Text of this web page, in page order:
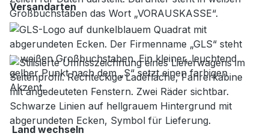
Land wechseln
Versandarten